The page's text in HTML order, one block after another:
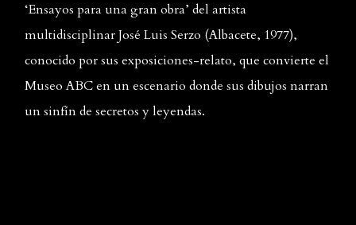
‘Ensayos para una gran obra’ del artista
multidisciplinar José Luis Serzo (Albacete, 1977),
conocido por sus exposiciones-relato, que convierte el
Museo ABC en un escenario donde sus dibujos narran
un sinfín de secretos y leyendas.